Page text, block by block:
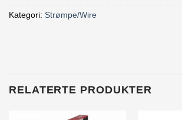
Kategori: Strømpe/Wire
RELATERTE PRODUKTER